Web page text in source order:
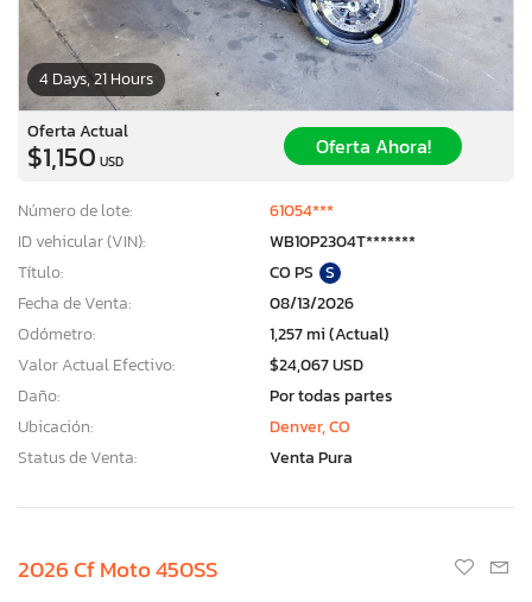
4 Days, 21 Hours
Oferta Actual
$1,150 USD
Oferta Ahora!
Número de lote:
61054***
ID vehicular (VIN):
WB10P2304T*******
Título:
CO PS S
Fecha de Venta:
08/13/2026
Odómetro:
1,257 mi (Actual)
Valor Actual Efectivo:
$24,067 USD
Daño:
Por todas partes
Ubicación:
Denver, CO
Status de Venta:
Venta Pura
2026 Cf Moto 450SS